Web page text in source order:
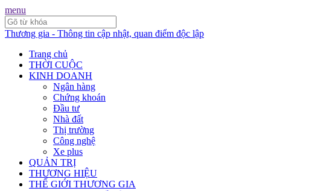
menu
Thương gia - Thông tin cập nhật, quan điểm độc lập
Trang chủ
THỜI CUỘC
KINH DOANH
Ngân hàng
Chứng khoán
Đầu tư
Nhà đất
Thị trường
Công nghệ
Xe plus
QUẢN TRỊ
THƯƠNG HIỆU
THẾ GIỚI THƯƠNG GIA